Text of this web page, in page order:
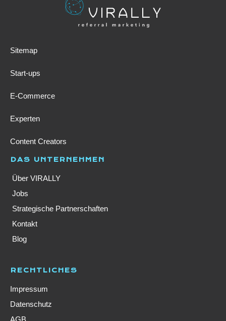
Sitemap
Start-ups
E-Commerce
Experten
Content Creators
DAS UNTERNEHMEN
Über VIRALLY
Jobs
Strategische Partnerschaften
Kontakt
Blog
RECHTLICHES
Impressum
Datenschutz
AGB